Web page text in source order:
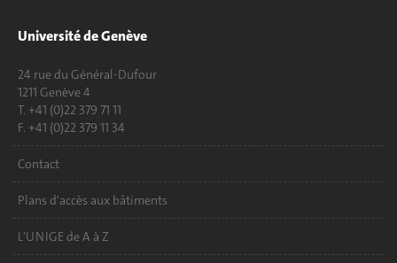
Université de Genève
24 rue du Général-Dufour
1211 Genève 4
T. +41 (0)22 379 71 11
F. +41 (0)22 379 11 34
Contact
Plans d'accès aux bâtiments
L'UNIGE de A à Z